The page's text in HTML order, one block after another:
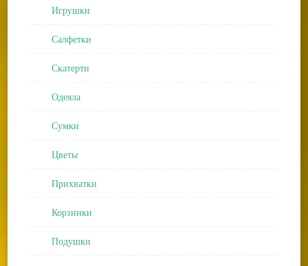
Игрушки
Салфетки
Скатерти
Одеяла
Сумки
Цветы
Прихватки
Корзинки
Подушки